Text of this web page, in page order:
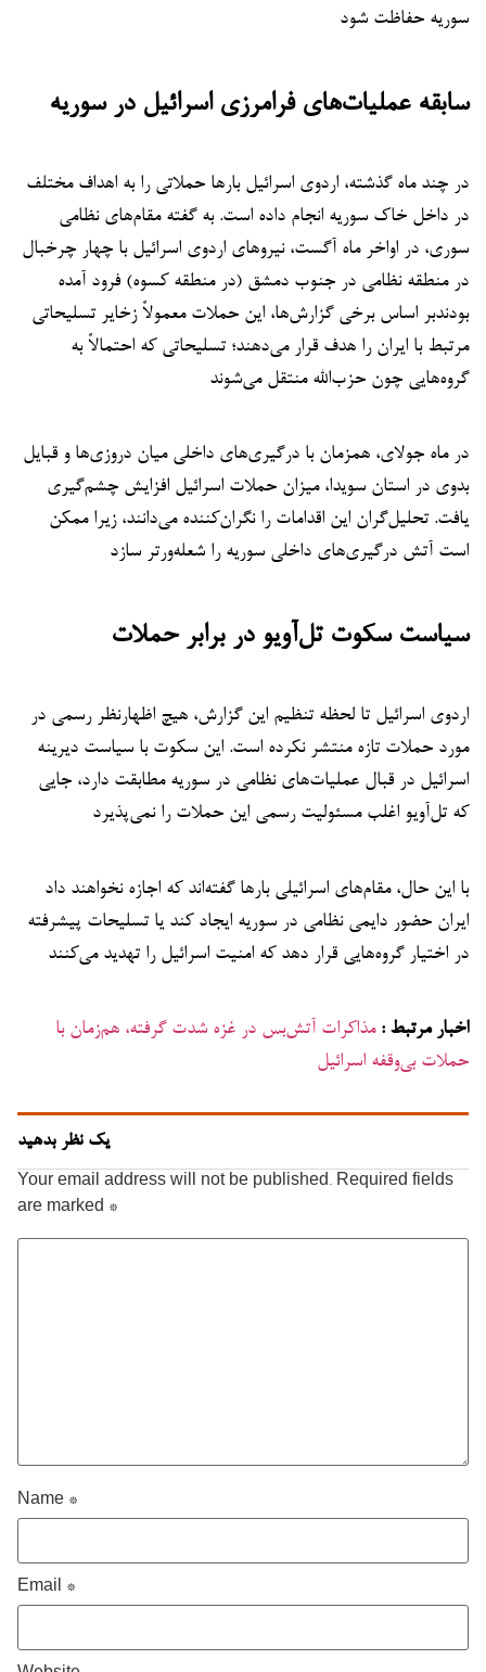
سوریه حفاظت شود
سابقه عملیات‌های فرامرزی اسرائیل در سوریه
در چند ماه گذشته، اردوی اسرائیل بارها حملاتی را به اهداف مختلف
در داخل خاک سوریه انجام داده است. به گفته مقام‌های نظامی
سوری، در اواخر ماه آگست، نیروهای اردوی اسرائیل با چهار چرخبال
در منطقه نظامی در جنوب دمشق (در منطقه کسوه) فرود آمده
بودندبر اساس برخی گزارش‌ها، این حملات معمولاً زخایر تسلیحاتی
مرتبط با ایران را هدف قرار می‌دهند؛ تسلیحاتی که احتمالاً به
گروه‌هایی چون حزب‌الله منتقل می‌شوند
در ماه جولای، همزمان با درگیری‌های داخلی میان دروزی‌ها و قبایل
بدوی در استان سویدا، میزان حملات اسرائیل افزایش چشم‌گیری
یافت. تحلیل‌گران این اقدامات را نگران‌کننده می‌دانند، زیرا ممکن
است آتش درگیری‌های داخلی سوریه را شعله‌ورتر سازد
سیاست سکوت تل‌آویو در برابر حملات
اردوی اسرائیل تا لحظه تنظیم این گزارش، هیچ اظهارنظر رسمی در
مورد حملات تازه منتشر نکرده است. این سکوت با سیاست دیرینه
اسرائیل در قبال عملیات‌های نظامی در سوریه مطابقت دارد، جایی
که تل‌آویو اغلب مسئولیت رسمی این حملات را نمی‌پذیرد
با این حال، مقام‌های اسرائیلی بارها گفته‌اند که اجازه نخواهند داد
ایران حضور دایمی نظامی در سوریه ایجاد کند یا تسلیحات پیشرفته
در اختیار گروه‌هایی قرار دهد که امنیت اسرائیل را تهدید می‌کنند
اخبار مرتبط : مذاکرات آتش‌بس در غزه شدت گرفته، هم‌زمان با
حملات بی‌وقفه اسرائیل
یک نظر بدهید
Your email address will not be published. Required fields
are marked *
Name *
Email *